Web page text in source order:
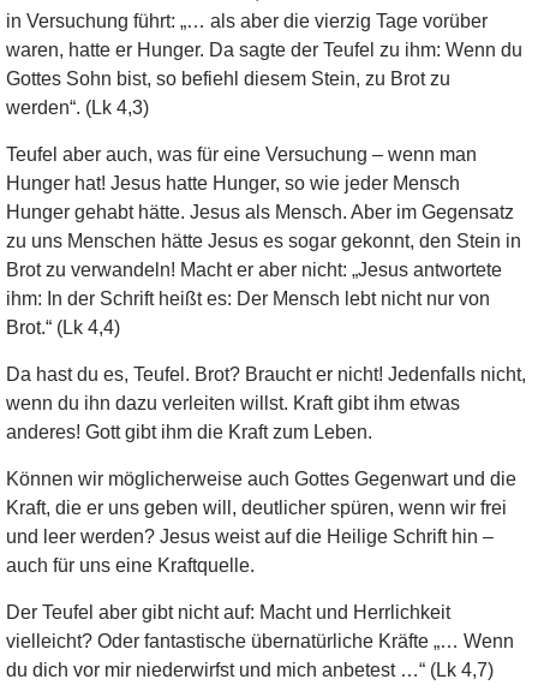
in Versuchung führt: „… als aber die vierzig Tage vorüber
waren, hatte er Hunger. Da sagte der Teufel zu ihm: Wenn du
Gottes Sohn bist, so befiehl diesem Stein, zu Brot zu
werden“. (Lk 4,3)
Teufel aber auch, was für eine Versuchung – wenn man
Hunger hat! Jesus hatte Hunger, so wie jeder Mensch
Hunger gehabt hätte. Jesus als Mensch. Aber im Gegensatz
zu uns Menschen hätte Jesus es sogar gekonnt, den Stein in
Brot zu verwandeln! Macht er aber nicht: „Jesus antwortete
ihm: In der Schrift heißt es: Der Mensch lebt nicht nur von
Brot.“ (Lk 4,4)
Da hast du es, Teufel. Brot? Braucht er nicht! Jedenfalls nicht,
wenn du ihn dazu verleiten willst. Kraft gibt ihm etwas
anderes! Gott gibt ihm die Kraft zum Leben.
Können wir möglicherweise auch Gottes Gegenwart und die
Kraft, die er uns geben will, deutlicher spüren, wenn wir frei
und leer werden? Jesus weist auf die Heilige Schrift hin –
auch für uns eine Kraftquelle.
Der Teufel aber gibt nicht auf: Macht und Herrlichkeit
vielleicht? Oder fantastische übernatürliche Kräfte „… Wenn
du dich vor mir niederwirfst und mich anbetest …“ (Lk 4,7)